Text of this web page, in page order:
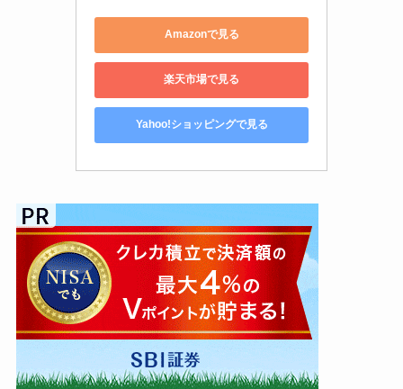
Amazonで見る
楽天市場で見る
Yahoo!ショッピングで見る